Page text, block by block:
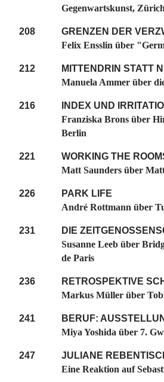
Gegenwartskunst, Zürich
208
GRENZEN DER
Felix Ensslin über
212
MITTENDRIN STATT
Manuela Ammer über
216
INDEX UND
Franziska Brons über
Berlin
221
WORKING THE
Matt Saunders über
226
PARK LIFE
André Rottmann über
231
DIE
Susanne Leeb über
de Paris
236
RETROSPEKTIVE
Markus Müller über
241
BERUF:
Miya Yoshida über 7.
247
JULIANE
Eine Reaktion auf